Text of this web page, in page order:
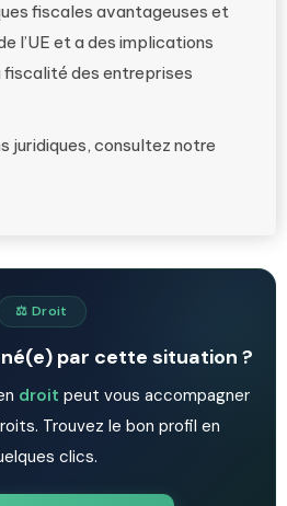
fiscales avantageuses et
l’UE et a des implications
fiscalité des entreprises
juridiques, consultez notre
⚖️ Droit
par cette situation ?
droit peut vous accompagner
Trouvez le bon profil en
clics.